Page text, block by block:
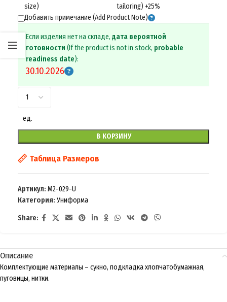
size)
tailoring) +25%
Добавить примечание (Add Product Note)
Если изделия нет на складе, дата вероятной
готовности (If the product is not in stock, probable
readiness date):
30.10.2026
ед.
В КОРЗИНУ
Таблица Размеров
Артикул: M2-029-U
Категория: Униформа
Share:
Описание
Комплектующие материалы – сукно, подкладка хлопчатобумажная,
пуговицы, нитки.